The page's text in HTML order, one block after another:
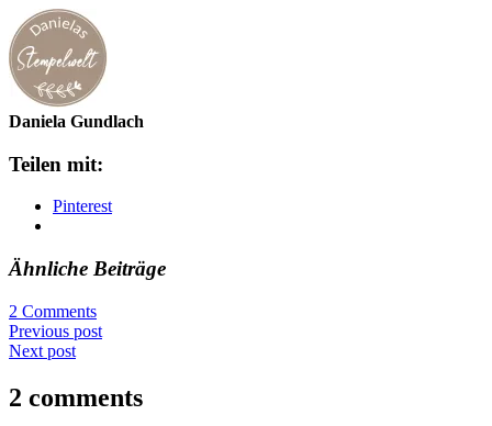
Daniela Gundlach
Teilen mit:
Pinterest
Ähnliche Beiträge
2 Comments
Previous post
Next post
2 comments